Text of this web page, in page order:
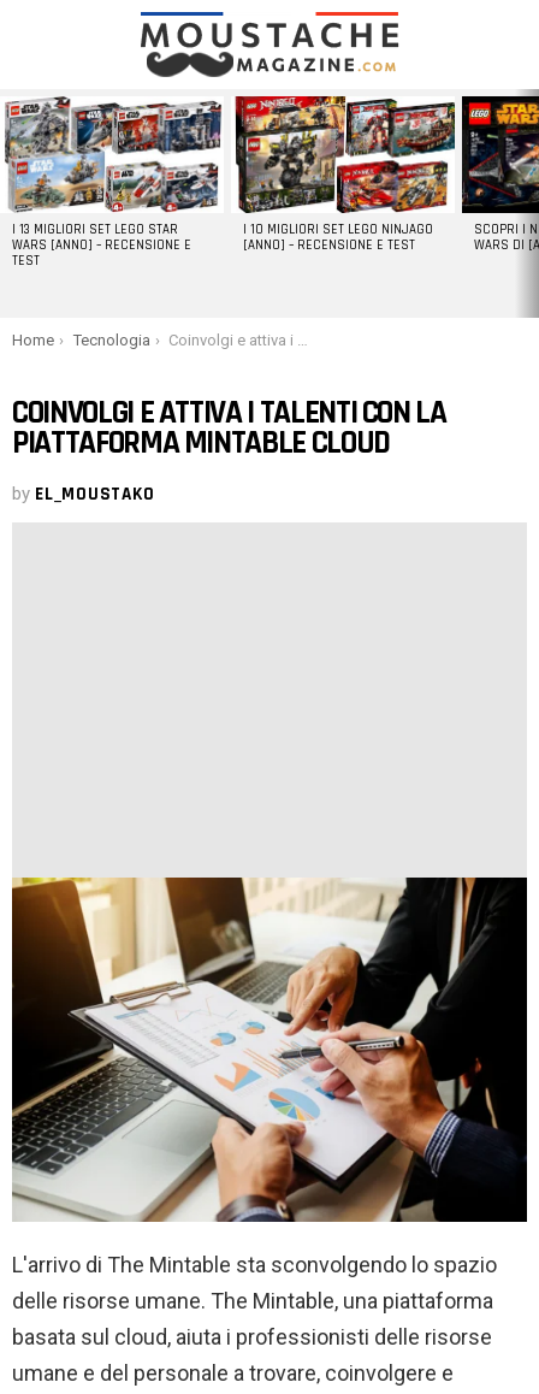
LATEST
STORIES
I 13 MIGLIORI SET LEGO STAR
WARS [ANNO] – RECENSIONE E
TEST
I 10 MIGLIORI SET LEGO NINJAGO
[ANNO] – RECENSIONE E TEST
SCOPRI I
WARS DI
You are here:
Home Tecnologia Coinvolgi e attiva i talenti con la piattaforma Mintable Cloud
COINVOLGI E ATTIVA I TALENTI CON LA
PIATTAFORMA MINTABLE CLOUD
by EL_MOUSTAKO
L'arrivo di The Mintable sta sconvolgendo lo spazio
delle risorse umane. The Mintable, una piattaforma
basata sul cloud, aiuta i professionisti delle risorse
umane e del personale a trovare, coinvolgere e